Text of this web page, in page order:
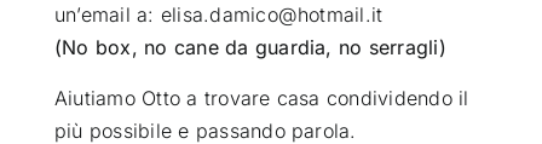
un’email a: elisa.damico@hotmail.it
(No box, no cane da guardia, no serragli)
Aiutiamo Otto a trovare casa condividendo il
più possibile e passando parola.